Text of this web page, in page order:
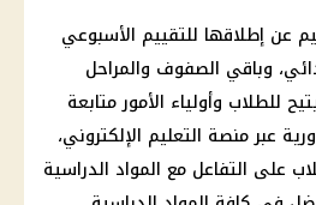
عن إطلاقها للتقييم الأسبوعي
وباقي الصفوف والمراحل
للطلاب وأولياء الأمور متابعة
عبر منصة التعليم الإلكتروني،
على التفاعل مع المواد الدراسية